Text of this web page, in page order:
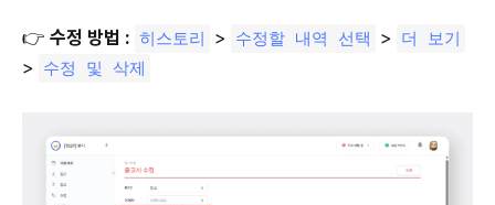
👉 수정 방법 : 히스토리 > 수정할 내역 선택 > 더 보기
> 수정 및 삭제